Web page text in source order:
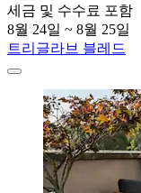
세금 및 수수료 포함
8월 24일 ~ 8월 25일
트리글라브 블레드